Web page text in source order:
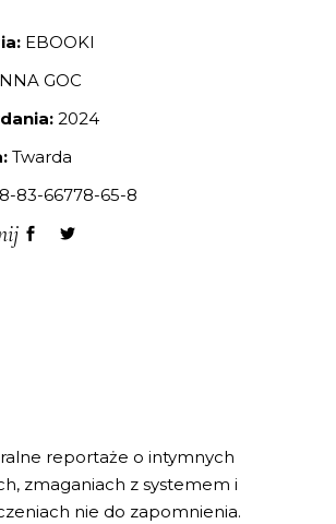
EBOOKI
GOC
2024
Twarda
83-66778-65-8
reportaże o intymnych
zmaganiach z systemem i
nie do zapomnienia.